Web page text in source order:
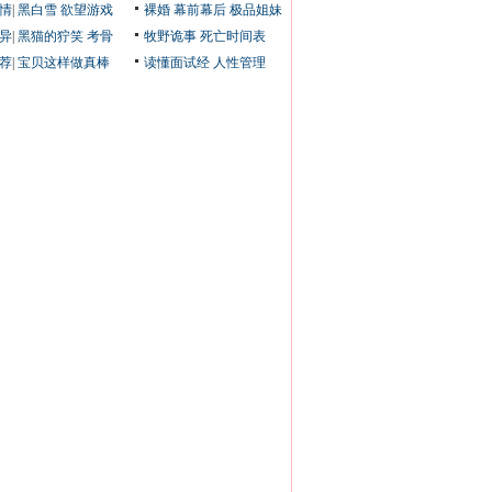
黑白雪 欲望游戏 裸婚 幕前幕后 极品姐妹
黑猫的狞笑 考骨 牧野诡事 死亡时间表
宝贝这样做真棒 读懂面试经 人性管理